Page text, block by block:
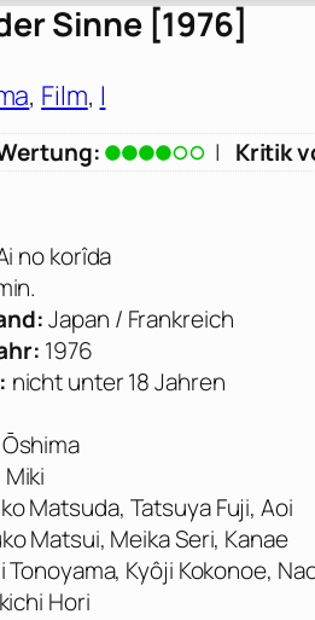
Sinne [1976]
, Film, I
| Kritik
no korîda
Japan / Frankreich
1976
nicht unter 18 Jahren
Matsuda, Tatsuya Fuji, Aoi
Matsui, Meika Seri, Kanae
Tonoyama, Kyôji Kokonoe,
Hori